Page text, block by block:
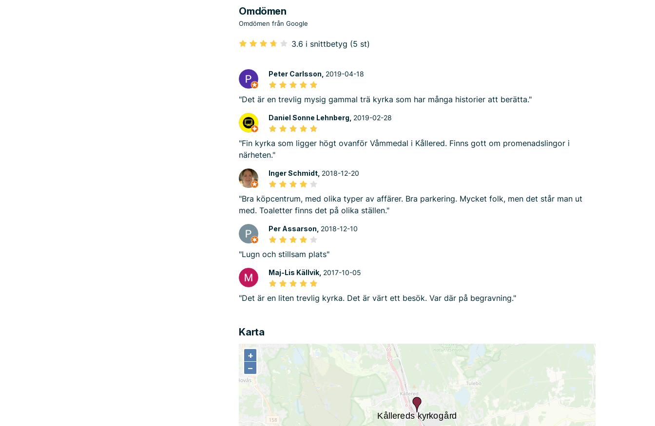
Omdömen
Omdömen från Google
3.6 i snittbetyg (5 st)
Peter Carlsson, 2019-04-18
"Det är en trevlig mysig gammal trä kyrka som har många historier att berätta."
Daniel Sonne Lehnberg, 2019-02-28
"Fin kyrka som ligger högt ovanför Våmmedal i Kållered. Finns gott om promenadslingor i
närheten."
Inger Schmidt, 2018-12-20
"Bra köpcentrum, med olika typer av affärer. Bra parkering. Mycket folk, men det står man ut
med. Toaletter finns det på olika ställen."
Per Assarson, 2018-12-10
"Lugn och stillsam plats"
Maj-Lis Källvik, 2017-10-05
"Det är en liten trevlig kyrka. Det är värt ett besök. Var där på begravning."
Karta
+
−
+
−